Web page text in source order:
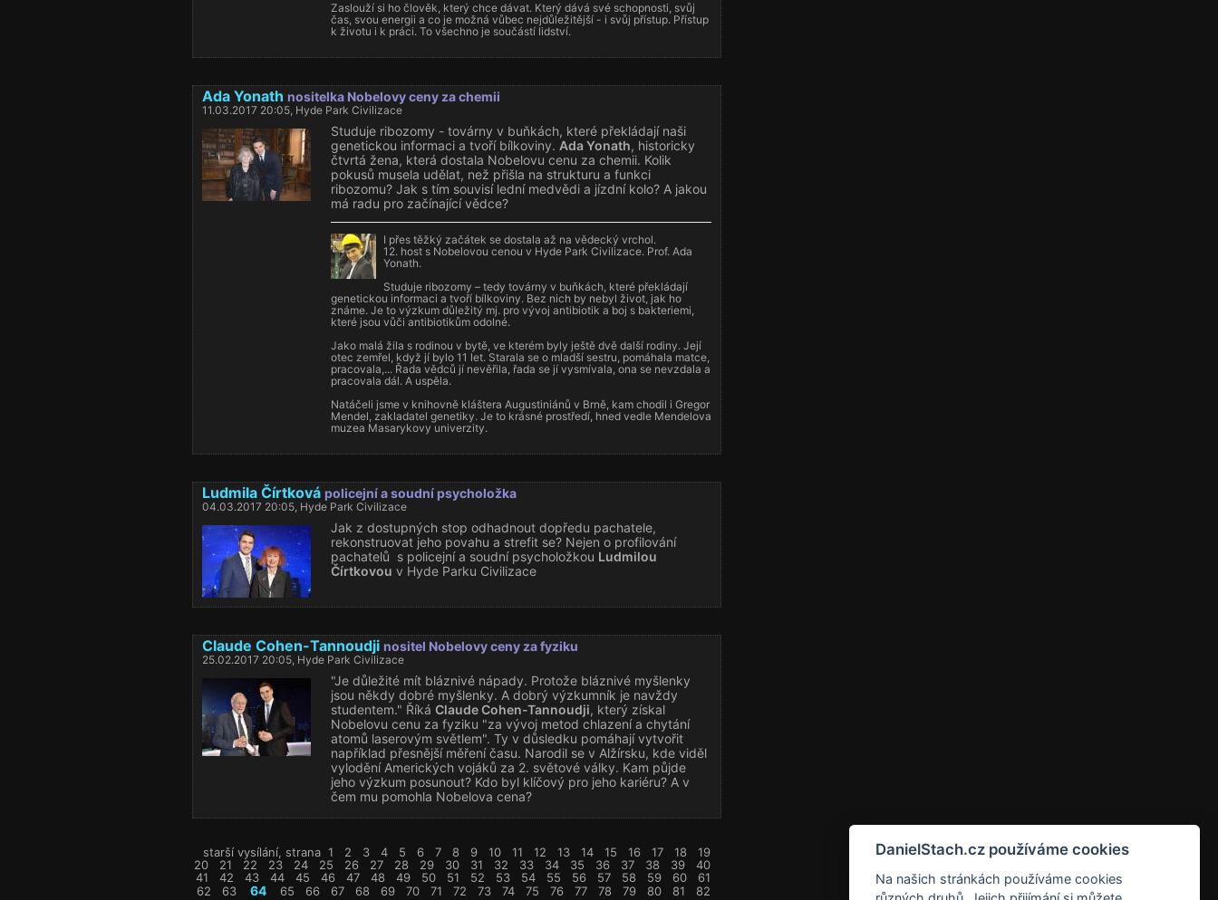
Zaslouží si ho člověk, který chce dávat. Který dává své schopnosti, svůj
čas, svou energii a co je možná vůbec nejdůležitější - i svůj přístup. Přístup
k životu i k práci. To všechno je součástí lidství.
Ada Yonath nositelka Nobelovy ceny za chemii
11.03.2017 20:05, Hyde Park Civilizace
Studuje ribozomy - továrny v buňkách, které překládají naši
genetickou informaci a tvoří bílkoviny. Ada Yonath, historicky
čtvrtá žena, která dostala Nobelovu cenu za chemii. Kolik
pokusů musela udělat, než přišla na strukturu a funkci
ribozomu? Jak s tím souvisí lední medvědi a jízdní kolo? A jakou
má radu pro začínající vědce?
I přes těžký začátek se dostala až na vědecký vrchol.
12. host s Nobelovou cenou v Hyde Park Civilizace. Prof. Ada
Yonath.
Studuje ribozomy – tedy továrny v buňkách, které překládají
genetickou informaci a tvoří bílkoviny. Bez nich by nebyl život, jak ho
známe. Je to výzkum důležitý mj. pro vývoj antibiotik a boj s bakteriemi,
které jsou vůči antibiotikům odolné.
Jako malá žila s rodinou v bytě, ve kterém byly ještě dvě další rodiny. Její
otec zemřel, když jí bylo 11 let. Starala se o mladší sestru, pomáhala matce,
pracovala,... Řada vědců jí nevěřila, řada se jí vysmívala, ona se nevzdala a
pracovala dál. A uspěla.
Natáčeli jsme v knihovně kláštera Augustiniánů v Brně, kam chodil i Gregor
Mendel, zakladatel genetiky. Je to krásné prostředí, hned vedle Mendelova
muzea Masarykovy univerzity.
Ludmila Čírtková policejní a soudní psycholožka
04.03.2017 20:05, Hyde Park Civilizace
Jak z dostupných stop odhadnout dopředu pachatele,
rekonstruovat jeho povahu a strefit se? Nejen o profilování
pachatelů s policejní a soudní psycholožkou Ludmilou
Čírtkovou v Hyde Parku Civilizace
Claude Cohen-Tannoudji nositel Nobelovy ceny za fyziku
25.02.2017 20:05, Hyde Park Civilizace
"Je důležité mít bláznivé nápady. Protože bláznivé myšlenky
jsou někdy dobré myšlenky. A dobrý výzkumník je navždy
studentem." Říká Claude Cohen-Tannoudji, který získal
Nobelovu cenu za fyziku "za vývoj metod chlazení a chytání
atomů laserovým světlem". Ty v důsledku pomáhají vytvořit
například přesnější měření času. Narodil se v Alžírsku, kde viděl
vylodění Amerických vojáků za 2. světové války. Kam půjde
jeho výzkum posunout? Kdo byl klíčový pro jeho kariéru? A v
čem mu pomohla Nobelova cena?
starší vysílání, strana 1 2 3 4 5 6 7 8 9 10 11 12 13 14 15 16 17 18
19
20
21 22 23 24 25 26 27 28 29 30 31 32 33 34 35 36 37 38 39
40
41
42 43 44 45 46 47 48 49 50 51 52 53 54 55 56 57 58 59 60
61
62
63 64 65 66 67 68 69 70 71 72 73 74 75 76 77 78 79 80 81
82
DanielStach.cz používáme cookies
Na našich stránkách používáme cookies